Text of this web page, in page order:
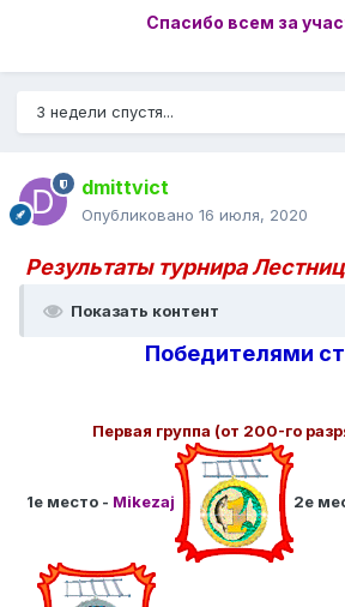
Спасибо всем за
3 недели спустя...
dmittvict
Опубликовано 16 июля, 2020
Результаты турнира
Показать контент
Победителями
Первая группа (от 200-го
1е место - Mikezaj 2е